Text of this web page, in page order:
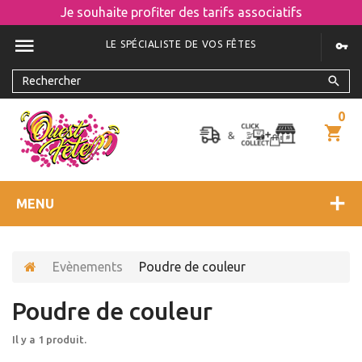
Je souhaite profiter des tarifs associatifs
LE SPÉCIALISTE DE VOS FÊTES
0
MENU
Evènements Poudre de couleur
Poudre de couleur
Il y a 1 produit.